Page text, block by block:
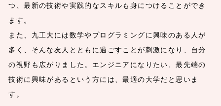
つ、最新の技術や実践的なスキルも身につけることができ
ます。
また、九工大には数学やプログラミングに興味のある人が
多く、そんな友人とともに過ごすことが刺激になり、自分
の視野も広がりました。エンジニアになりたい、最先端の
技術に興味があるという方には、最適の大学だと思いま
す。